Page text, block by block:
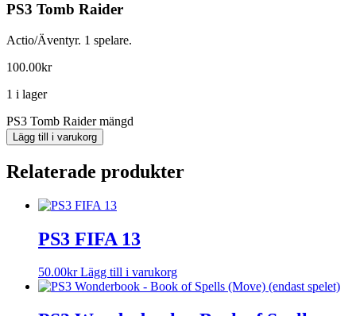
PS3 Tomb Raider
Actio/Äventyr. 1 spelare.
100.00kr
1 i lager
PS3 Tomb Raider mängd
Lägg till i varukorg
Relaterade produkter
PS3 FIFA 13
50.00kr Lägg till i varukorg